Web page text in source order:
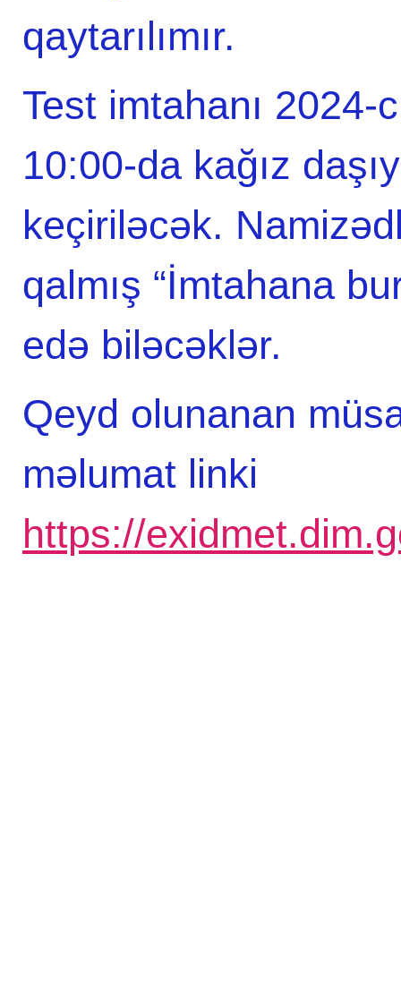
qaytarılımır.
Test imtahanı 2024-
10:00-da kağız
keçiriləcək.
qalmış “İmtahana
edə biləcəklər.
Qeyd olunanan
məlumat linki
https://